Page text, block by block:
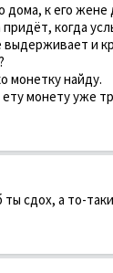
дома, к его
когда
выдерживает и
монетку найду.
монету уже
сдох, а то-